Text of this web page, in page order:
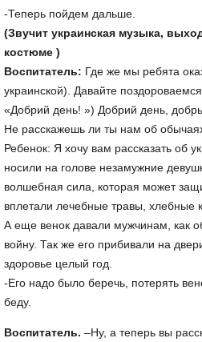
-Теперь пойдем дальше.
(Звучит украинская музыка,
костюме )
Воспитатель: Где же мы ребята
украинской). Давайте
«Добрий день! ») Добрий день,
Не расскажешь ли ты нам об
Ребенок: Я хочу вам рассказать об
носили на голове незамужние
волшебная сила, которая может
вплетали лечебные травы, хлебные
А еще венок давали мужчинам, как
войну. Так же его прибивали на
здоровье целый год.
-Его надо было беречь, потерять
беду.
Воспитатель. –Ну, а теперь вы